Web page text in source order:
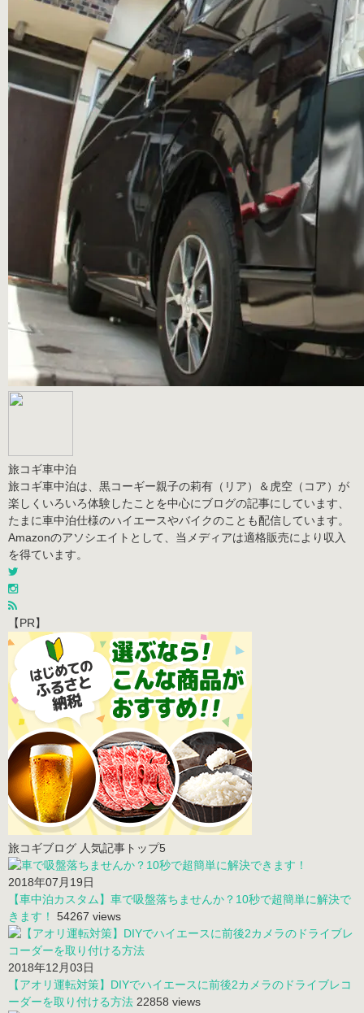
旅コギ車中泊
旅コギ車中泊は、黒コーギー親子の莉有（リア）＆虎空（コア）が
楽しくいろいろ体験したことを中心にブログの記事にしています、
たまに車中泊仕様のハイエースやバイクのことも配信しています。
Amazonのアソシエイトとして、当メディアは適格販売により収入
を得ています。
【PR】
旅コギブログ 人気記事トップ5
2018年07月19日
【車中泊カスタム】車で吸盤落ちませんか？10秒で超簡単に解決で
きます！ 54267 views
2018年12月03日
【アオリ運転対策】DIYでハイエースに前後2カメラのドライブレコ
ーダーを取り付ける方法 22858 views